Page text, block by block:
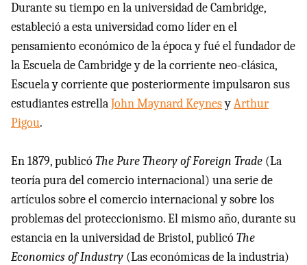
Durante su tiempo en la universidad de Cambridge,
estableció a esta universidad como líder en el
pensamiento económico de la época y fué el fundador de
la Escuela de Cambridge y de la corriente neo-clásica,
Escuela y corriente que posteriormente impulsaron sus
estudiantes estrellaJohn Maynard KeynesyArthur
Pigou.
En 1879, publicóThe Pure Theory of Foreign Trade (La
teoría pura del comercio internacional) una serie de
artículos sobre el comercio internacional y sobre los
problemas del proteccionismo. El mismo año, durante su
estancia en la universidad de Bristol, publicóThe
Economics of Industry (Las económicas de la industria)